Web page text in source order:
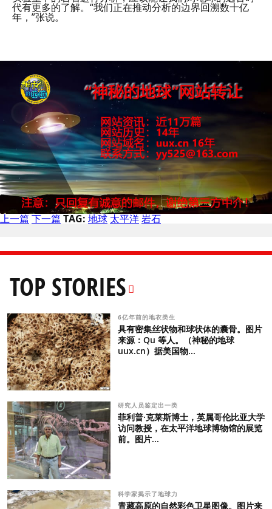
代有更多的了解。“我们正在推动分析的边界回溯数十亿
年，”张说。
上一篇 下一篇 TAG: 地球 太平洋岩石
TOP STORIES
6亿年前的地衣类生
具有密集丝状物和球状体的囊骨。图片
来源：Qu 等人。（神秘的地球
uux.cn）据美国物...
研究人员鉴定出一类
菲利普·克莱斯博士，英属哥伦比亚大学
访问教授，在太平洋地球博物馆的展览
前。图片...
科学家揭示了地球力
青藏高原的自然彩色卫星图像。图片来